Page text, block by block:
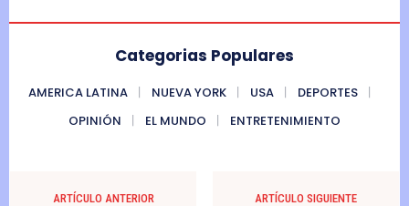
Categorias Populares
AMERICA LATINA NUEVA YORK USA
DEPORTES
OPINIÓN
EL MUNDO ENTRETENIMIENTO
ARTÍCULO ANTERIOR ARTÍCULO SIGUIENTE